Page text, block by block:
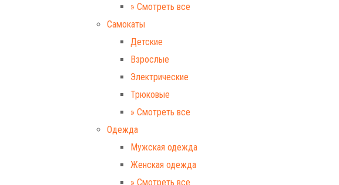
» Смотреть все
Самокаты
Детские
Взрослые
Электрические
Трюковые
» Смотреть все
Одежда
Мужская одежда
Женская одежда
» Смотреть все